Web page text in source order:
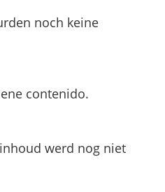
noch keine
contenido.
werd nog niet